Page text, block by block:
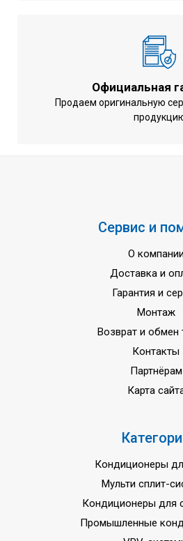
Энергоэффективность при
обогреве (COP)
Диапазон рабочих температур
Официальная
Продаем оригинальную
Сервис и
О компании
Доставка и
Гарантия и
Монтаж
Возврат и обмен
Контакты
Партнёрам
Карта
Кондиционеры
Мульти сплит-
Кондиционеры для
Промышленные